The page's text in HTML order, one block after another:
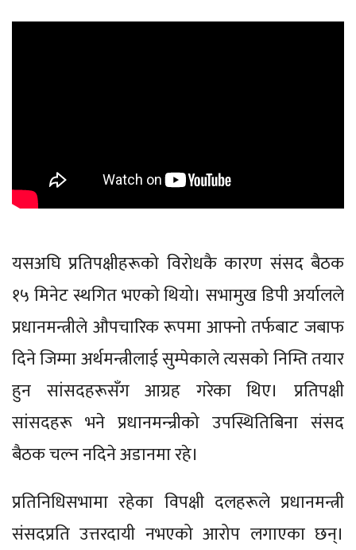
यसअघि प्रतिपक्षीहरूको विरोधकै कारण संसद बैठक
१५ मिनेट स्थगित भएको थियो। सभामुख डिपी अर्यालले
प्रधानमन्त्रीले औपचारिक रूपमा आफ्नो तर्फबाट जबाफ
दिने जिम्मा अर्थमन्त्रीलाई सुम्पेकाले त्यसको निम्ति तयार
हुन सांसदहरूसँग आग्रह गरेका थिए। प्रतिपक्षी
सांसदहरू भने प्रधानमन्न्रीको उपस्थितिबिना संसद
बैठक चल्न नदिने अडानमा रहे।
प्रतिनिधिसभामा रहेका विपक्षी दलहरूले प्रधानमन्त्री
संसदप्रति उत्तरदायी नभएको आरोप लगाएका छन्।